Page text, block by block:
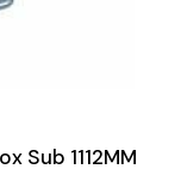
Sub 1112MM